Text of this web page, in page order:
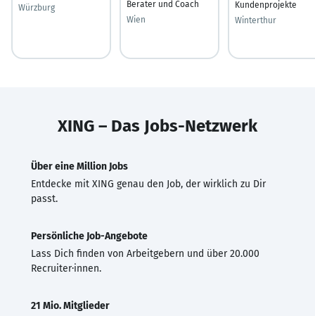
Würzburg
Berater und Coach
Wien
Kundenprojekte
Winterthur
XING – Das Jobs-Netzwerk
Über eine Million Jobs
Entdecke mit XING genau den Job, der wirklich zu Dir
passt.
Persönliche Job-Angebote
Lass Dich finden von Arbeitgebern und über 20.000
Recruiter·innen.
21 Mio. Mitglieder